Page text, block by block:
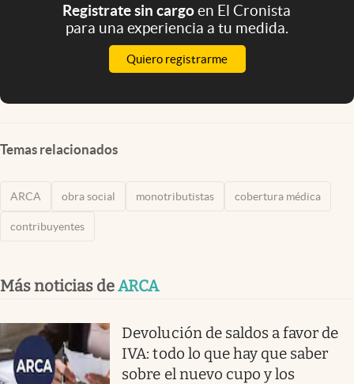
Registrate sin cargoen El Cronista
para una experiencia a tu medida.
Quiero registrarme
Temas relacionados
ARCA obra social monotributistas cobertura médica
contribuyentes
Más noticias deARCA
Devolución de saldos a favor de
IVA: todo lo que hay que saber
sobre el nuevo cupo y los